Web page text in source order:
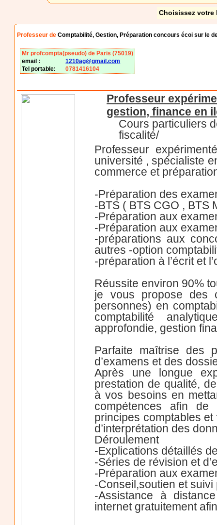
Choisissez votre
Professeur deComptabilité, Gestion, Préparation concours écoi sur le
Mr profcompta(pseudo) de Paris (75019)
email :
1210ag@gmail.com
Tel portable:
0781416104
Professeur
gestion, finance en
Cours particuliers
fiscalité/
Professeur
université , spécialiste
commerce et
-Préparation des
-BTS ( BTS CGO , BTS
-Préparation aux
-Préparation aux
-préparations aux
autres -option
-préparation à l’écrit et
Réussite environ 90%
je vous propose des
personnes) en
comptabilité
approfondie, gestion
Parfaite maîtrise des
d’examens et des
Après une longue
prestation de qualité,
à vos besoins en
compétences afin
principes comptables et
d’interprétation des
Déroulement
-Explications détaillés
-Séries de révision et
-Préparation aux
-Conseil,soutien et
-Assistance à
internet gratuitement